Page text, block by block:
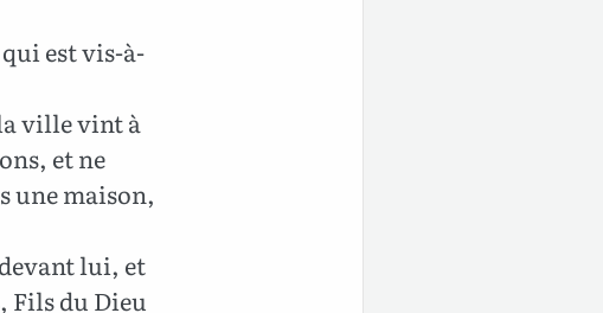
est vis-à-
ville vint à
et ne
une maison,
lui, et
Fils du Dieu